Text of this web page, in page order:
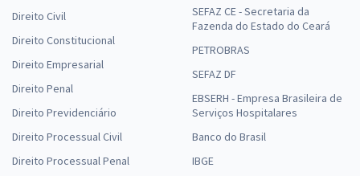
Direito Civil
Direito Constitucional
Direito Empresarial
Direito Penal
Direito Previdenciário
Direito Processual Civil
Direito Processual Penal
SEFAZ CE - Secretaria da
Fazenda do Estado do Ceará
PETROBRAS
SEFAZ DF
EBSERH - Empresa Brasileira de
Serviços Hospitalares
Banco do Brasil
IBGE